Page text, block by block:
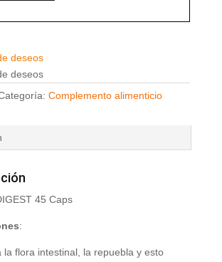
deseos
deseos
Complemento alimenticio
45 Caps
:
la flora intestinal, la repuebla y esto